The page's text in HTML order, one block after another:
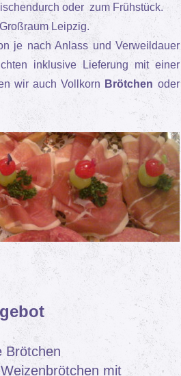
oder zum Frühstück.
Leipzig.
je nach Anlass und Verweildauer
inklusive Lieferung mit einer
wir auch Vollkorn Brötchen oder
Brötchen
mit